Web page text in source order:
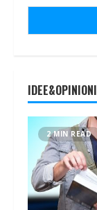
IDEE&OPINIONI
2 MIN READ